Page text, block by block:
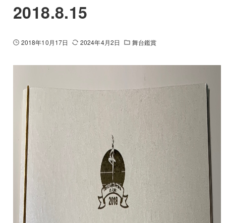
2018.8.15
2018年10月17日 2024年4月2日 舞台鑑賞